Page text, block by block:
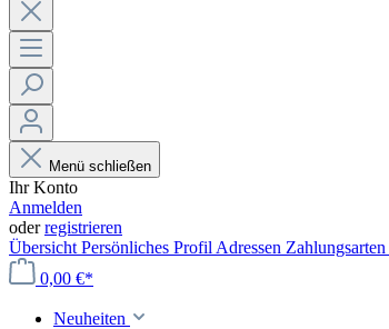
Menü schließen
Ihr Konto
Anmelden
oderregistrieren
Übersicht Persönliches Profil Adressen Zahlungsarten
0,00 €*
Neuheiten